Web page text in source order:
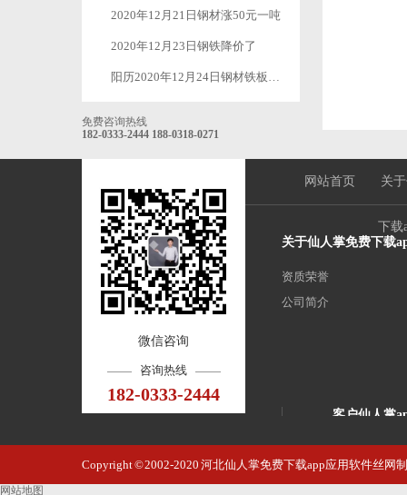
2020年12月21日钢材涨50元一吨
2020年12月23日钢铁降价了
阳历2020年12月24日钢材铁板价格继续下跌50元-100元
免费咨询热线
182-0333-2444 188-0318-0271
微信咨询
咨询热线
182-0333-2444
网站首页 关
下载
关于仙人掌免费下载
资质荣誉
公司简介
客户仙人掌
石家庄北国饭
安平县街道
Copyright © 2002-2020 河北仙人掌免费下载app应用软件丝
网站地图